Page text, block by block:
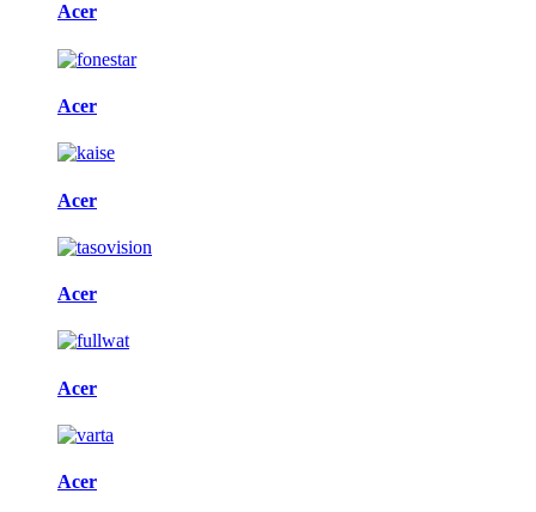
Acer
Acer
Acer
Acer
Acer
Acer